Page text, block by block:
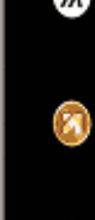
Před